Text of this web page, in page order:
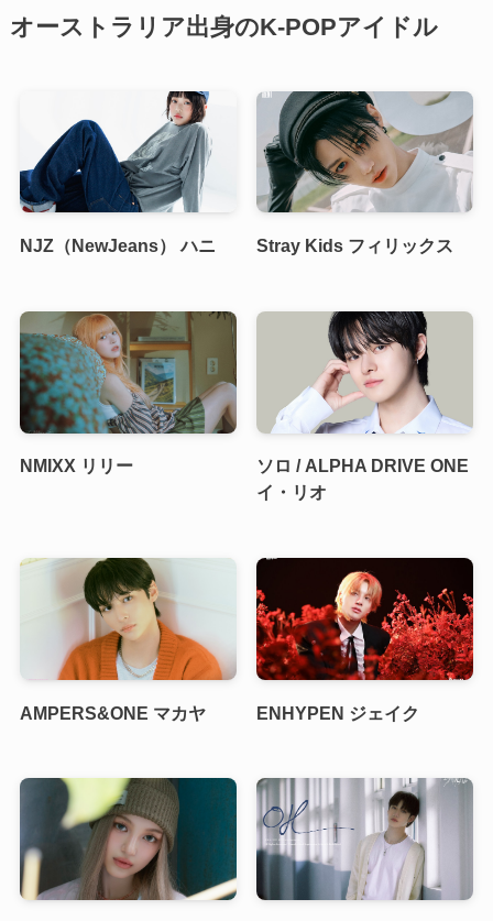
オーストラリア出身のK-POPアイドル
NJZ（NewJeans） ハニ Stray Kids フィリックス
NMIXX リリー
ソロ / ALPHA DRIVE ONE
イ・リオ
AMPERS&ONE マカヤ ENHYPEN ジェイク